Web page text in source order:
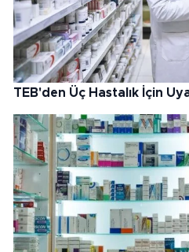
TEB'den Üç Hastalık İçin